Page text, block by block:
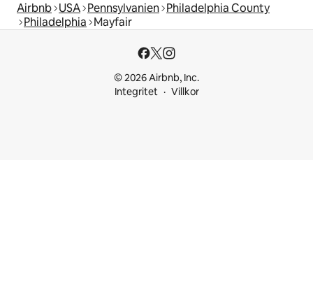
Airbnb USA Pennsylvanien Philadelphia County
Philadelphia Mayfair
© 2026 Airbnb, Inc.
Integritet
Villkor